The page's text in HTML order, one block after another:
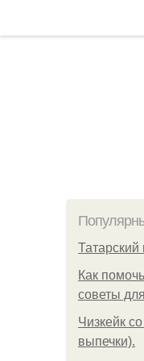
Татарский
Как
советы
Чизкейк
выпечки).